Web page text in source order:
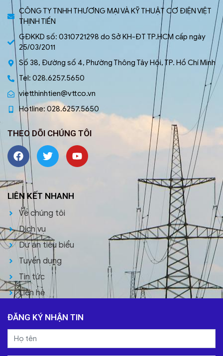
CÔNG TY TNHH THƯƠNG MẠI VÀ KỸ THUẬT CƠ ĐIỆN VIỆT
THỊNH TIẾN
GĐKKD số: 0310721298 do Sở KH-ĐT TP.HCM cấp ngày
25/03/2011
Số 38, Đường số 4, Phường Thông Tây Hội, TP. Hồ Chí Minh
Tel: 028.6257.5650
vietthinhtien@vttco.vn
Hotline: 028.6257.5650
THEO DÕI CHÚNG TÔI
LIÊN KẾT NHANH
Về chúng tôi
Dịch vụ
Dự án tiêu biểu
Tuyển dụng
Tin tức
Liên hệ
ĐĂNG KÝ NHẬN TIN